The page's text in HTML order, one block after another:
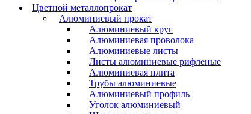
Цветной металлопрокат
Алюминиевый прокат
Алюминиевый круг
Алюминиевая проволока
Алюминиевые листы
Листы алюминиевые рифленые
Алюминиевая плита
Трубы алюминиевые
Алюминиевый профиль
Уголок алюминиевый